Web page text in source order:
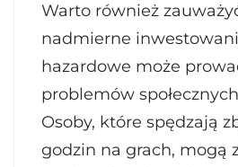
Warto również
nadmierne
hazardowe może
problemów
Osoby, które spędzają
godzin na grach, mogą